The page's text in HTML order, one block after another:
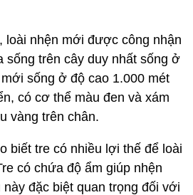
loài nhện mới được công nhận
sống trên cây duy nhất sống ở
sống ở độ cao 1.000 mét
có cơ thể màu đen và xám
vàng trên chân.
biết tre có nhiều lợi thế để loài
có chứa độ ẩm giúp nhện
đặc biệt quan trọng đối với